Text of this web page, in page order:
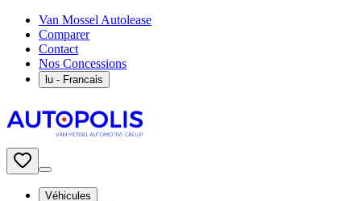
Van Mossel Autolease
Comparer
Contact
Nos Concessions
lu - Francais
Véhicules